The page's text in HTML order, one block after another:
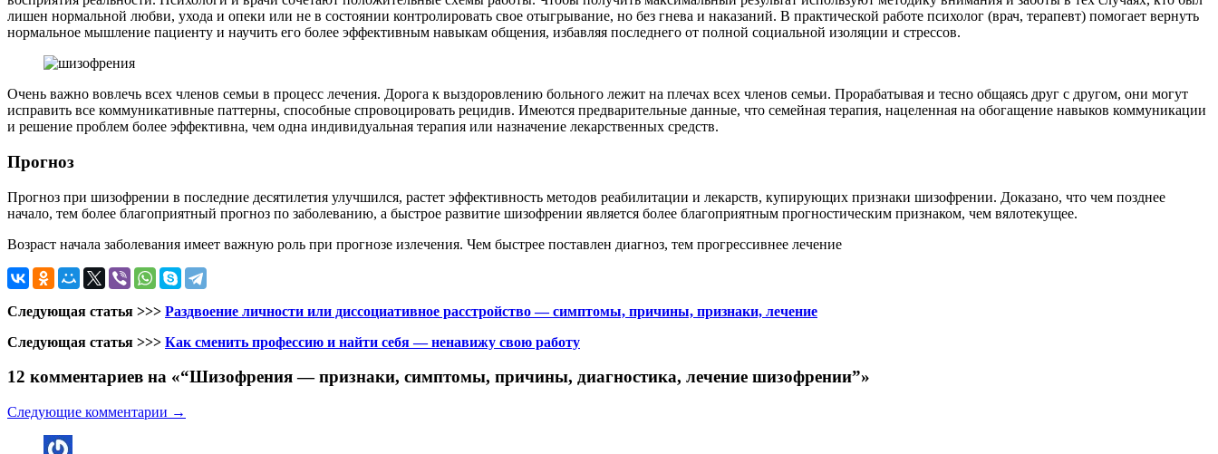
лишен нормальной любви, ухода и опеки или не в состоянии контролировать свое отыгрывание, но без гнева и наказаний. В практической работе психолог (врач, терапевт) помогает вернуть
нормальное мышление пациенту и научить его более эффективным навыкам общения, избавляя последнего от полной социальной изоляции и стрессов.
Очень важно вовлечь всех членов семьи в процесс лечения. Дорога к выздоровлению больного лежит на плечах всех членов семьи. Прорабатывая и тесно общаясь друг с другом, они могут
исправить все коммуникативные паттерны, способные спровоцировать рецидив. Имеются предварительные данные, что семейная терапия, нацеленная на обогащение навыков коммуникации
и решение проблем более эффективна, чем одна индивидуальная терапия или назначение лекарственных средств.
Прогноз
Прогноз при шизофрении в последние десятилетия улучшился, растет эффективность методов реабилитации и лекарств, купирующих признаки шизофрении. Доказано, что чем позднее
начало, тем более благоприятный прогноз по заболеванию, а быстрое развитие шизофрении является более благоприятным прогностическим признаком, чем вялотекущее.
Возраст начала заболевания имеет важную роль при прогнозе излечения. Чем быстрее поставлен диагноз, тем прогрессивнее лечение
Следующая статья >>> Раздвоение личности или диссоциативное расстройство — симптомы, причины, признаки, лечение
Следующая статья >>> Как сменить профессию и найти себя — ненавижу свою работу
12 комментариев на «“Шизофрения — признаки, симптомы, причины, диагностика, лечение шизофрении”»
Следующие комментарии →